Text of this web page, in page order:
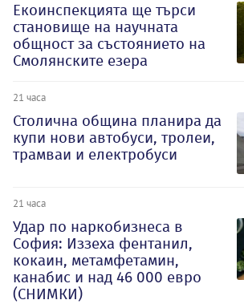
Екоинспекцията ще търси
становище на научната
общност за състоянието на
Смолянските езера
21 часа
Столична община планира да
купи нови автобуси, тролеи,
трамваи и електробуси
21 часа
Удар по наркобизнеса в
София: Иззеха фентанил,
кокаин, метамфетамин,
канабис и над 46 000 евро
(СНИМКИ)